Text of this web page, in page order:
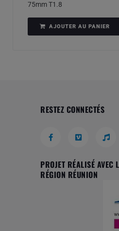
75mm T1.8
AJOUTER AU PANIER
RESTEZ CONNECTÉS
PROJET RÉALISÉ AVEC
RÉGION RÉUNION